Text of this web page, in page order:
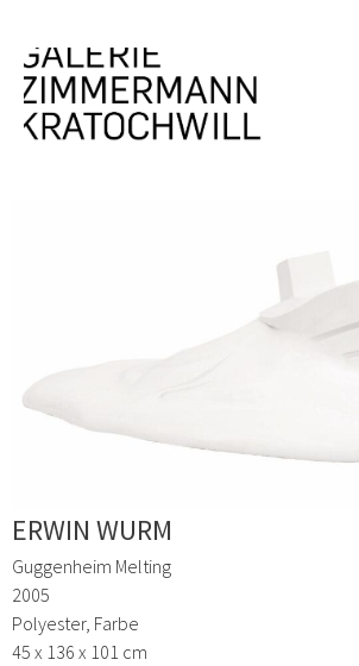
ERWIN WURM
Guggenheim Melting
2005
Polyester, Farbe
45 x 136 x 101 cm